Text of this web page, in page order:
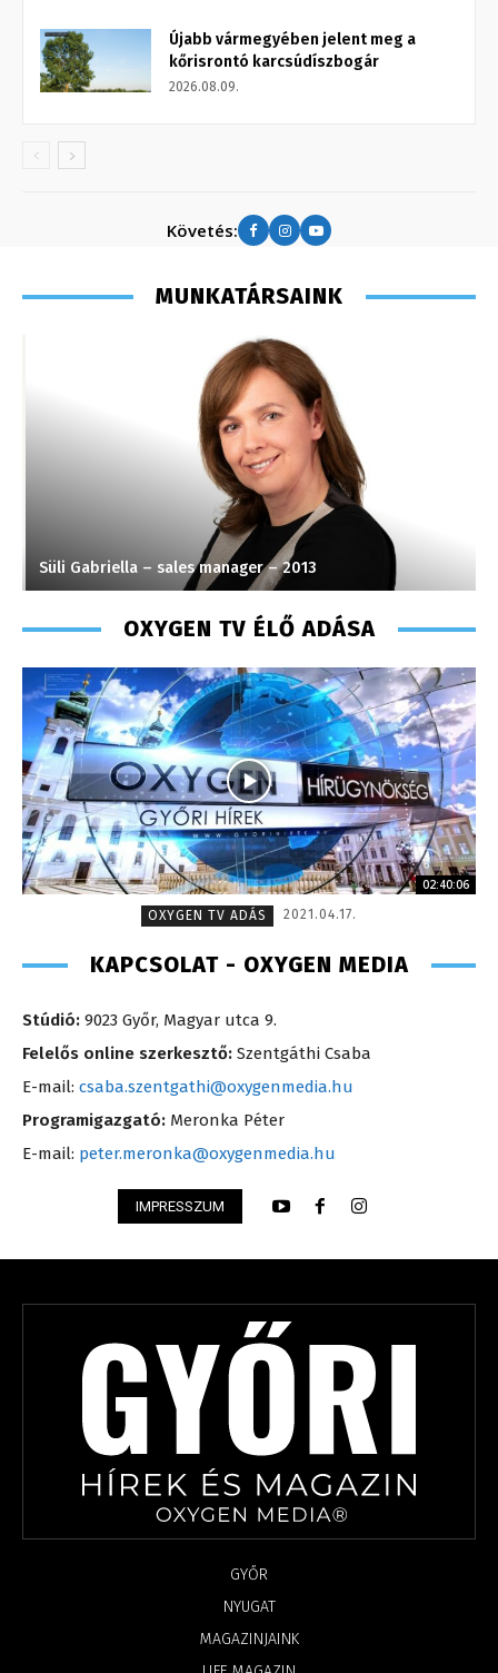
Újabb vármegyében jelent meg a
kőrisrontó karcsúdíszbogár
2026.08.09.
Követés:
MUNKATÁRSAINK
Süli Gabriella – sales manager – 2013
OXYGEN TV ÉLŐ ADÁSA
02:40:06
OXYGEN TV ADÁS
2021.04.17.
KAPCSOLAT - OXYGEN MEDIA
Stúdió: 9023 Győr, Magyar utca 9.
Felelős online szerkesztő: Szentgáthi Csaba
E-mail: csaba.szentgathi@oxygenmedia.hu
Programigazgató: Meronka Péter
E-mail: peter.meronka@oxygenmedia.hu
IMPRESSZUM
GYŐR
NYUGAT
MAGAZINJAINK